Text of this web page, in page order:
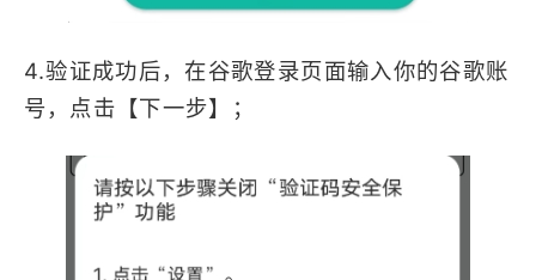
4.验证成功后，在谷歌登录页面输入你的谷歌账
号，点击【下一步】；